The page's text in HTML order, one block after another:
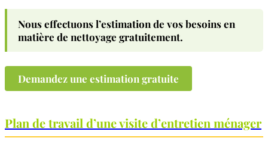
Nous effectuons l’estimation de vos besoins en
matière de nettoyage gratuitement.
Demandez une estimation gratuite
Plan de travail d’une visite d’entretien ménager